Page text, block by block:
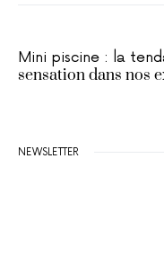
Mini piscine : la
sensation dans nos
NEWSLETTER